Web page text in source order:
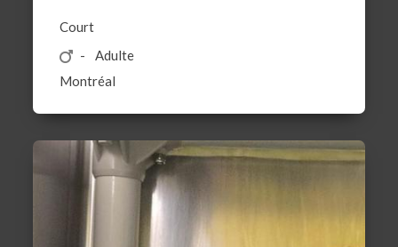
Court
Adulte
Montréal